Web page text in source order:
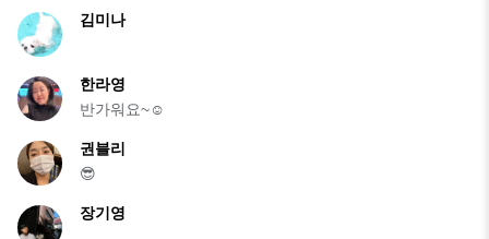
김미나
한라영
반가워요~☺️
권블리
😎
장기영